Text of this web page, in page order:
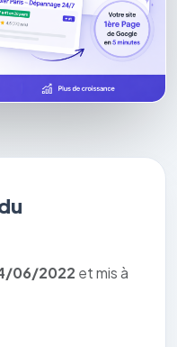
06/2022 et mis à